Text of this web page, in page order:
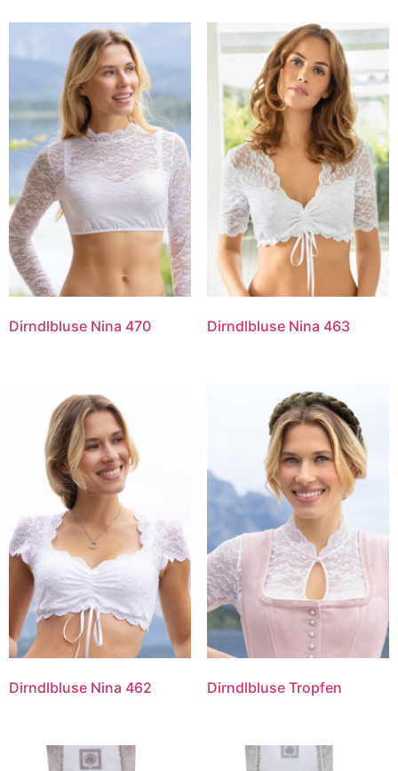
Dirndlbluse Nina 470 Dirndlbluse Nina 463
Dirndlbluse Nina 462 Dirndlbluse Tropfen